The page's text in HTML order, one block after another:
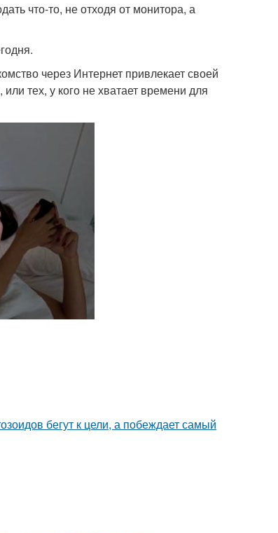
что-то, не отходя от монитора, а
через Интернет привлекает своей
тех, у кого не хватает времени для
бегут к цели, а побеждает самый